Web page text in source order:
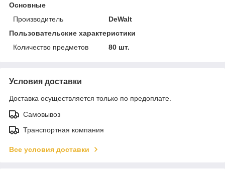
Основные
Производитель
DeWalt
Пользовательские характеристики
Количество предметов
80 шт.
Условия доставки
Доставка осуществляется только по предоплате.
Самовывоз
Транспортная компания
Все условия доставки